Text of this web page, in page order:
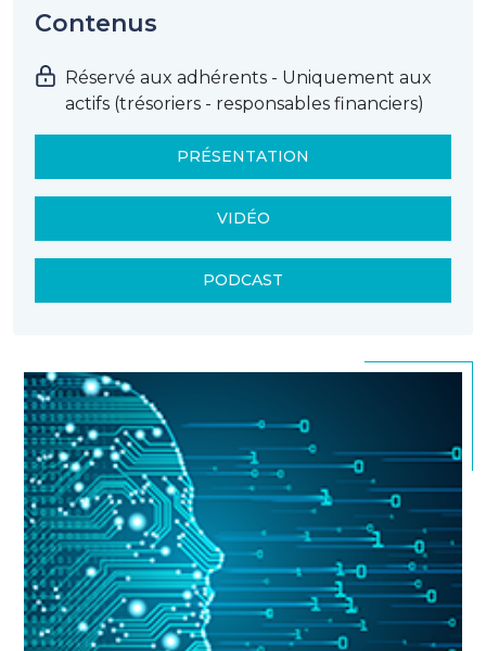
Contenus
Réservé aux adhérents - Uniquement aux
actifs (trésoriers - responsables financiers)
PRÉSENTATION
VIDÉO
PODCAST